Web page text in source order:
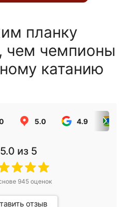
планку
чем чемпионы
катанию
5.0 4.9
5.0 из 5
945оценок
отзыв